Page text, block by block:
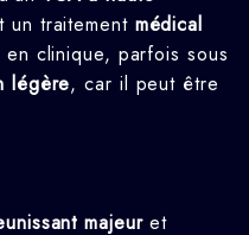
un traitement médical
clinique, parfois sous
légère, car il peut être
majeuret